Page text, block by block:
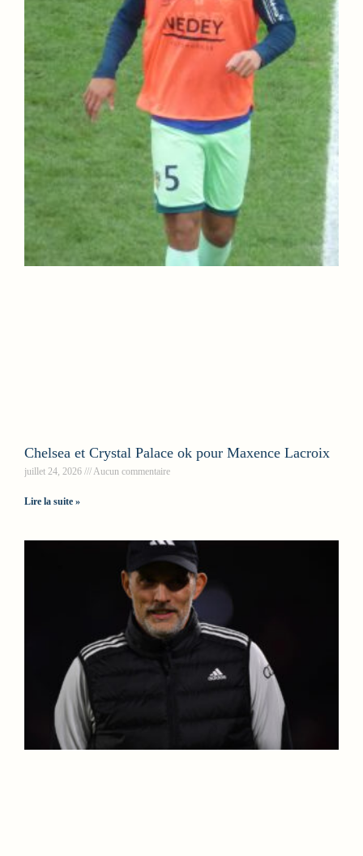
Chelsea et Crystal Palace ok pour Maxence Lacroix
juillet 24, 2026 Aucun commentaire
Lire la suite »